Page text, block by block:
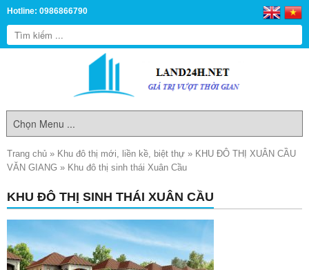
Hotline: 0986866790
Trang chủ » Khu đô thị mới, liền kề, biệt thự » KHU ĐÔ THỊ XUÂN CẦU
VĂN GIANG » Khu đô thị sinh thái Xuân Cầu
KHU ĐÔ THỊ SINH THÁI XUÂN CẦU